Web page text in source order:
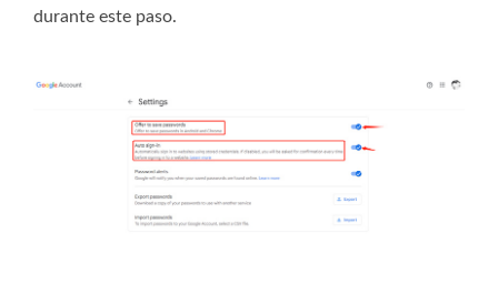
durante este paso.